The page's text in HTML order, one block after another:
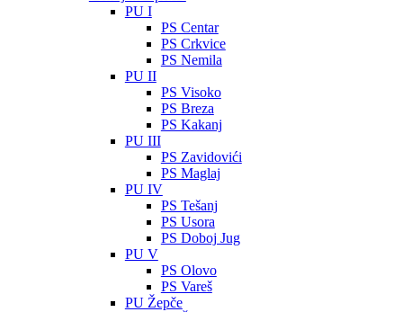
PU I
PS Centar
PS Crkvice
PS Nemila
PU II
PS Visoko
PS Breza
PS Kakanj
PU III
PS Zavidovići
PS Maglaj
PU IV
PS Tešanj
PS Usora
PS Doboj Jug
PU V
PS Olovo
PS Vareš
PU Žepče